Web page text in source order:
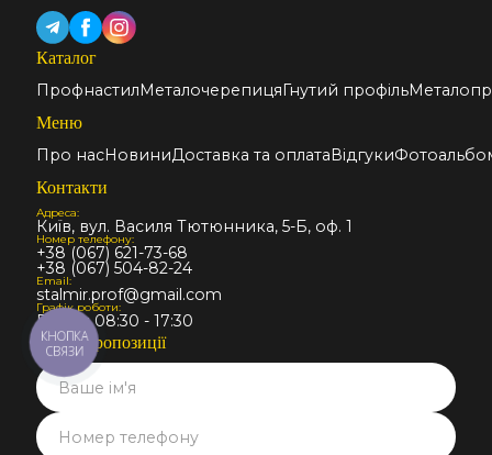
Каталог
ПрофнастилМеталочерепицяГнутий профіль
Меню
Про насНовиниДоставка та оплатаВідгуки
Контакти
Адреса:
Київ, вул. Василя Тютюнника, 5-Б, оф. 1
Номер телефону:
+38 (067) 621-73-68
+38 (067) 504-82-24
Email:
stalmir.prof@gmail.com
Графік роботи:
Пн-Пт: 08:30 - 17:30
Запит пропозиції
КНОПКА
СВЯЗИ